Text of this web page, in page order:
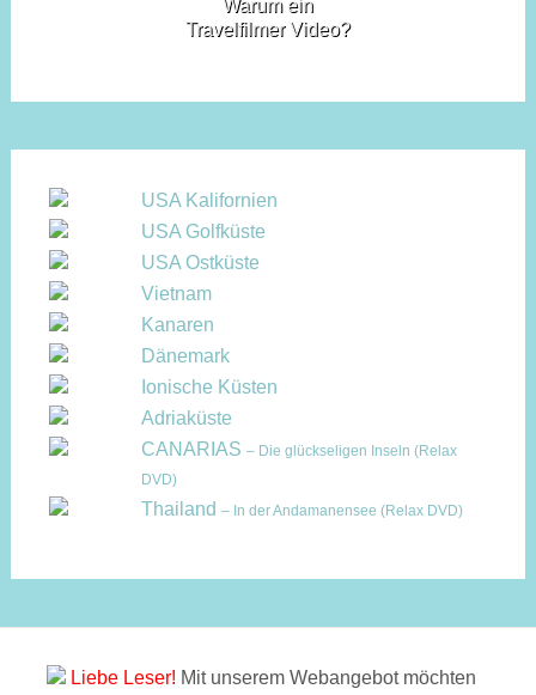
Warum ein
Travelfilmer Video?
USA Kalifornien
USA Golfküste
USA Ostküste
Vietnam
Kanaren
Dänemark
Ionische Küsten
Adriaküste
CANARIAS – Die glückseligen Inseln (Relax
DVD)
Thailand – In der Andamanensee (Relax DVD)
Liebe Leser! Mit unserem Webangebot möchten